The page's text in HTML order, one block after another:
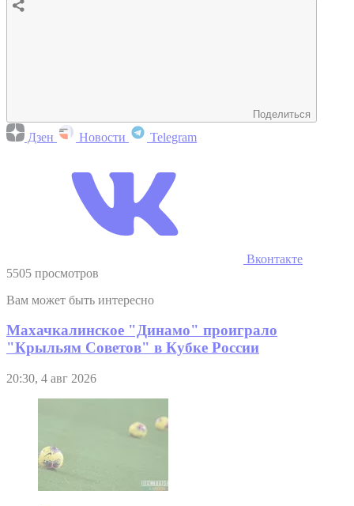
Поделиться
Дзен Новости Telegram
Вконтакте
5505 просмотров
Вам может быть интересно
Махачкалинское "Динамо" проиграло
"Крыльям Советов" в Кубке России
20:30, 4 авг 2026